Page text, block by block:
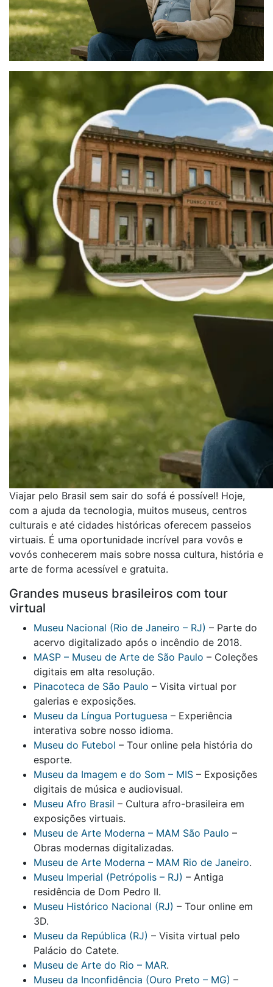
Viajar pelo Brasil sem sair do sofá é possível! Hoje,
com a ajuda da tecnologia, muitos museus, centros
culturais e até cidades históricas oferecem passeios
virtuais. É uma oportunidade incrível para vovôs e
vovós conhecerem mais sobre nossa cultura, história e
arte de forma acessível e gratuita.
Grandes museus brasileiros com tour
virtual
Museu Nacional (Rio de Janeiro – RJ) – Parte do
acervo digitalizado após o incêndio de 2018.
MASP – Museu de Arte de São Paulo – Coleções
digitais em alta resolução.
Pinacoteca de São Paulo – Visita virtual por
galerias e exposições.
Museu da Língua Portuguesa – Experiência
interativa sobre nosso idioma.
Museu do Futebol – Tour online pela história do
esporte.
Museu da Imagem e do Som – MIS – Exposições
digitais de música e audiovisual.
Museu Afro Brasil – Cultura afro-brasileira em
exposições virtuais.
Museu de Arte Moderna – MAM São Paulo –
Obras modernas digitalizadas.
Museu de Arte Moderna – MAM Rio de Janeiro.
Museu Imperial (Petrópolis – RJ) – Antiga
residência de Dom Pedro II.
Museu Histórico Nacional (RJ) – Tour online em
3D.
Museu da República (RJ) – Visita virtual pelo
Palácio do Catete.
Museu de Arte do Rio – MAR.
Museu da Inconfidência (Ouro Preto – MG) –